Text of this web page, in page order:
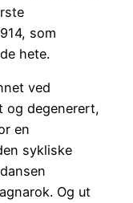
som
hete.
ved
og degenerert,
en
sykliske
Og ut